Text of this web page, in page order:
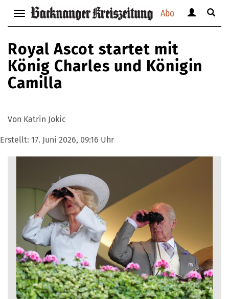
Abo
Navigation
anzeigen
verbergen
anzeigen
Suche
Royal Ascot startet mit
König Charles und Königin
Camilla
Von Katrin Jokic
Erstellt: 17. Juni 2026, 09:16 Uhr